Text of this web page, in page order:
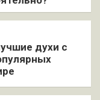
духи с